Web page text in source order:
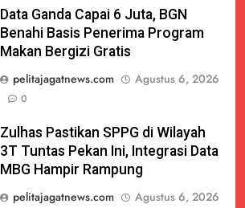
Data Ganda Capai 6 Juta, BGN
Benahi Basis Penerima Program
Makan Bergizi Gratis
pelitajagatnews.com
Agustus 6, 2026
0
Zulhas Pastikan SPPG di Wilayah
3T Tuntas Pekan Ini, Integrasi Data
MBG Hampir Rampung
pelitajagatnews.com
Agustus 6, 2026